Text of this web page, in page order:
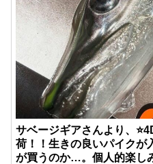
サベージギアさんより、
荷！！生きの良いパイクが
が買うのか…。個人的楽し